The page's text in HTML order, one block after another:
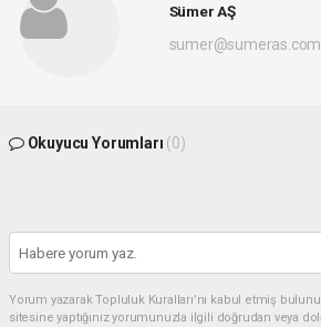
Sümer AŞ
sumer@sumeras.com
Okuyucu Yorumları (0)
Yorum yazarak Topluluk Kuralları’nı kabul etmiş
sitesine yaptığınız yorumunuzla ilgili doğrudan veya